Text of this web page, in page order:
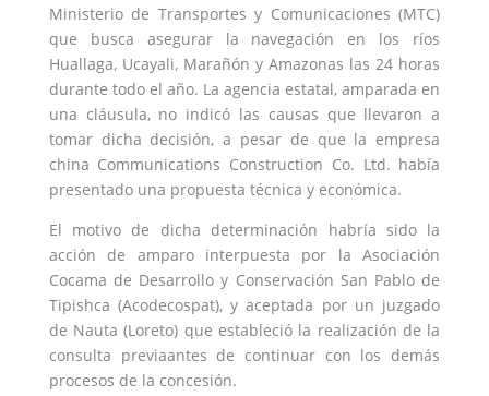
Ministerio de Transportes y Comunicaciones (MTC)
que busca asegurar la navegación en los ríos
Huallaga, Ucayali, Marañón y Amazonas las 24 horas
durante todo el año. La agencia estatal, amparada en
una cláusula, no indicó las causas que llevaron a
tomar dicha decisión, a pesar de que la empresa
china Communications Construction Co. Ltd. había
presentado una propuesta técnica y económica.
El motivo de dicha determinación habría sido la
acción de amparo interpuesta por la Asociación
Cocama de Desarrollo y Conservación San Pablo de
Tipishca (Acodecospat), y aceptada por un juzgado
de Nauta (Loreto) que estableció la realización de la
consulta previaantes de continuar con los demás
procesos de la concesión.